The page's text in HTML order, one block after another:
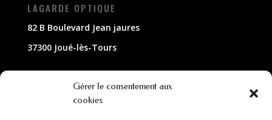
Gérer le consentement aux
cookies
LAGARDE OPTIQUE
82 B Boulevard Jean jaures
37300 Joué-lès-Tours
02 47 63 79 33